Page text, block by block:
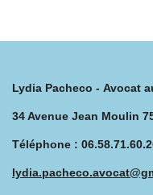
Lydia Pacheco - Avocat
34 Avenue Jean Moulin
Téléphone :